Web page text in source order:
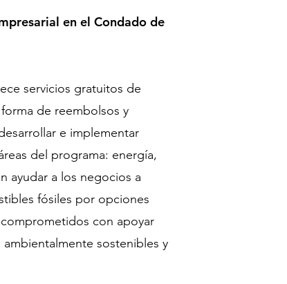
en el Condado de
servicios gratuitos de
de reembolsos y
e implementar
del programa: energía,
ayudar a los negocios a
fósiles por opciones
con apoyar
sostenibles y